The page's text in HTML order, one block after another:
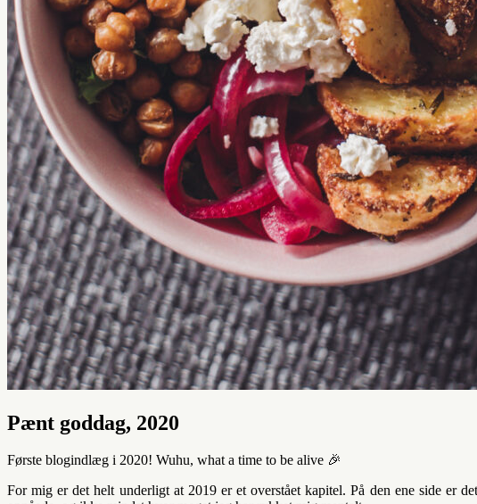
Pænt goddag, 2020
Første blogindlæg i 2020! Wuhu, what a time to be alive 🎉
For mig er det helt underligt at 2019 er et overstået kapitel. På den ene side er